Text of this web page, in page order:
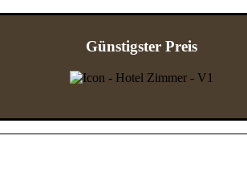
Günstigster Preis